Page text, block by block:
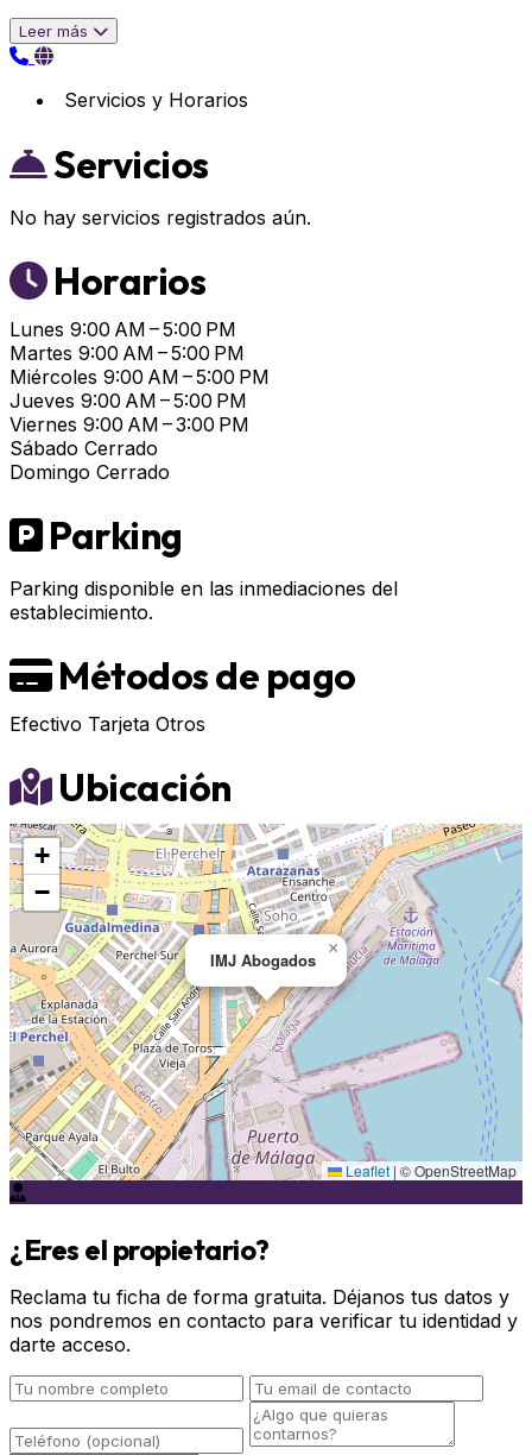
Leer más
Servicios y Horarios
Servicios
No hay servicios registrados aún.
Horarios
Lunes 9:00 AM – 5:00 PM
Martes 9:00 AM – 5:00 PM
Miércoles 9:00 AM – 5:00 PM
Jueves 9:00 AM – 5:00 PM
Viernes 9:00 AM – 3:00 PM
Sábado Cerrado
Domingo Cerrado
Parking
Parking disponible en las inmediaciones del
establecimiento.
Métodos de pago
Efectivo Tarjeta Otros
Ubicación
IMJ Abogados
×
+
−
Leaflet | © OpenStreetMap
¿Eres el propietario?
Reclama tu ficha de forma gratuita. Déjanos tus datos y
nos pondremos en contacto para verificar tu identidad y
darte acceso.